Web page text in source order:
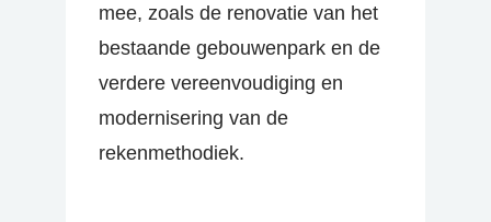
mee, zoals de renovatie van het
bestaande gebouwenpark en de
verdere vereenvoudiging en
modernisering van de
rekenmethodiek.